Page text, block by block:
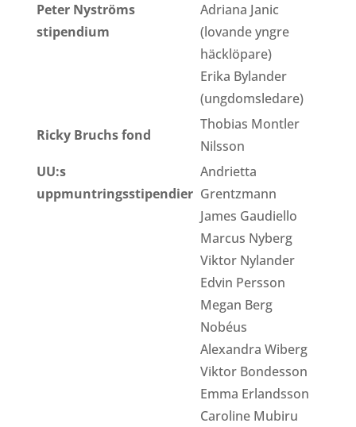
Peter Nyströms
stipendium
Adriana Janic
(lovande yngre
häcklöpare)
Erika Bylander
(ungdomsledare)
Ricky Bruchs fond
Thobias Montler
Nilsson
UU:s
uppmuntringsstipendier
Andrietta
Grentzmann
James Gaudiello
Marcus Nyberg
Viktor Nylander
Edvin Persson
Megan Berg
Nobéus
Alexandra Wiberg
Viktor Bondesson
Emma Erlandsson
Caroline Mubiru